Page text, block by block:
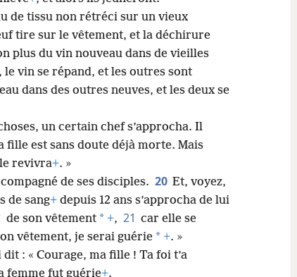
de tissu non rétréci sur un vieux
tire sur le vêtement, et la déchirure
plus du vin nouveau dans de vieilles
vin se répand, et les outres sont
dans des outres neuves, et les deux se
un certain chef s’approcha. Il
fille est sans doute déjà morte. Mais
revivra+. »
de ses disciples. 20 Et, voyez,
de sang+ depuis 12 ans s’approcha de lui
de son vêtement * +, 21 car elle se
vêtement, je serai guérie * +. »
: « Courage, ma fille ! Ta foi t’a
femme fut guérie+.